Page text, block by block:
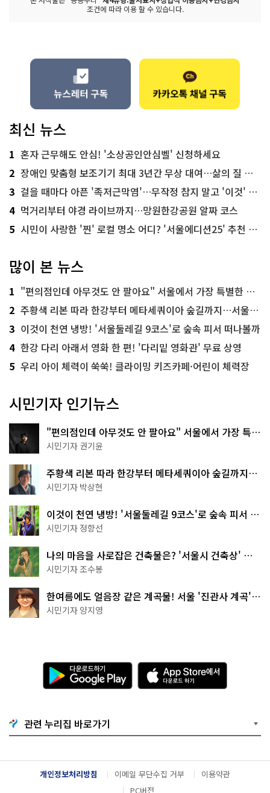
조건에 따라 이용 할 수 있습니다.
최신 뉴스
1 혼자 근무해도 안심! '소상공인안심벨' 신청하세요
2 장애인 맞춤형 보조기기 최대 3년간 무상 대여…삶의 질 높인다
3 걸을 때마다 아픈 '족저근막염'…무작정 참지 말고 '이것' 해보세요!
4 먹거리부터 야경 라이브까지…망원한강공원 알짜 코스
5 시민이 사랑한 '찐' 로컬 명소 어디? '서울에디션25' 추천 코스
많이 본 뉴스
1 "편의점인데 아무것도 안 팔아요" 서울에서 가장 특별한 편의점의 정체
2 주황색 리본 따라 한강부터 메타세쿼이아 숲길까지…서울둘레길 15코스
3 이것이 천연 냉방! '서울둘레길 9코스'로 숲속 피서 떠나볼까
4 한강 다리 아래서 영화 한 편! '다리밑 영화관' 무료 상영
5 우리 아이 체력이 쑥쑥! 클라이밍 키즈카페·어린이 체력장
시민기자 인기뉴스
"편의점인데 아무것도 안 팔아요" 서울에서 가장 특별
한 편의점의 정체
시민기자 권기윤
주황색 리본 따라 한강부터 메타세쿼이아 숲길까지…
서울둘레길 15코스
시민기자 박상현
이것이 천연 냉방! '서울둘레길 9코스'로 숲속 피서 떠
나볼까
시민기자 정향선
나의 마음을 사로잡은 건축물은? '서울시 건축상' 수
상작 공개!
시민기자 조수봉
한여름에도 얼음장 같은 계곡물! 서울 '진관사 계곡'이
천국이네~
시민기자 양지영
다
운
로
기
G
o
g
l
e
A
p
p
e
서
다
운
관련 누리집 바로가기
개인정보처리방침 이메일 무단수집 거부
이용약관
PC버전